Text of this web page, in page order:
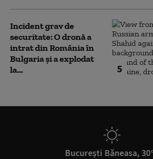
5
Incident grav de
securitate: O dronă a
intrat din România în
Bulgaria şi a explodat
la...
București Băneasa,